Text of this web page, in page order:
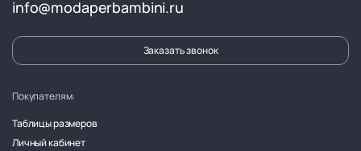
info@modaperbambini.ru
Заказать звонок
Покупателям:
Таблицы размеров
Личный кабинет